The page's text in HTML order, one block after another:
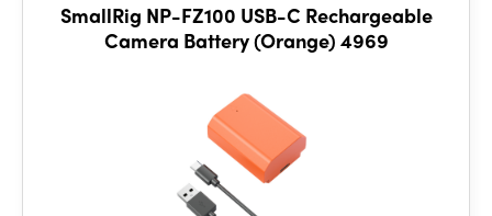
SmallRig NP-FZ100 USB-C Rechargeable
Camera Battery (Orange) 4969